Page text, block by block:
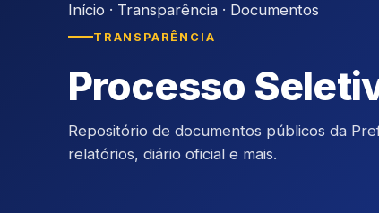
Início · Transparência · Documentos
TRANSPARÊNCIA
Processo
Repositório de documentos públicos da
relatórios, diário oficial e mais.